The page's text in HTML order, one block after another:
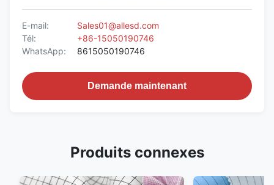
E-mail:
Sales01@allesd.com
Tél:
+86-15050190746
WhatsApp:
8615050190746
Demande maintenant
Produits connexes